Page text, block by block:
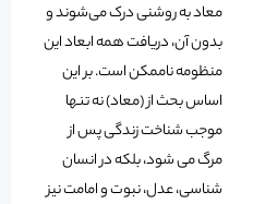
معاد به روشنی درک می‌شوند و
بدون آن، دریافت همه ابعاد این
منظومه ناممکن است. بر این
اساس بحث از (معاد) نه تنها
موجب شناخت زندگی پس از
مرگ می شود، بلکه در انسان
شناسی، عدل، نبوت و امامت نیز